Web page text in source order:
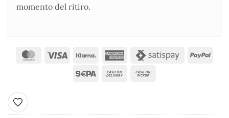
momento del ritiro.
Aggiungi ai preferiti